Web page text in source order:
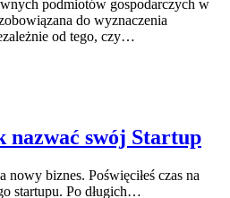
podmiotów gospodarczych w
do wyznaczenia
od tego, czy…
nazwać swój Startup
nowy biznes. Poświęciłeś czas na
startupu. Po długich…